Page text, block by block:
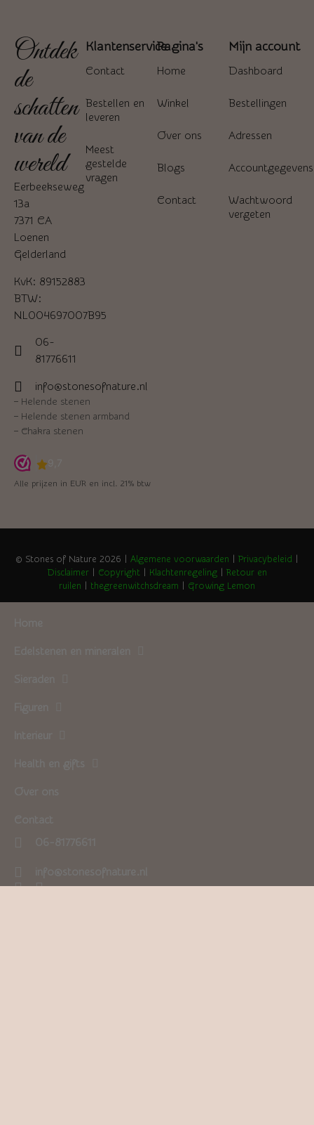
Ontdek
de
schatten
van de
wereld
Eerbeekseweg
13a
7371 CA
Loenen
Gelderland
KvK: 89152883
BTW:
NL004697007B95
06-
81776611
info@stonesofnature.nl
Klantenservice
Contact
Bestellen en
leveren
Meest
gestelde
vragen
Pagina's
Home
Winkel
Over ons
Blogs
Contact
Mijn account
Dashboard
Bestellingen
Adressen
Accountgegevens
Wachtwoord
vergeten
– Helende stenen
– Helende stenen armband
– Chakra stenen
Alle prijzen in EUR en incl. 21% btw
© Stones of Nature 2026 | Algemene voorwaarden | Privacybeleid |
Disclaimer| Copyright | Klachtenregeling| Retour en
ruilen | thegreenwitchsdream | Growing Lemon